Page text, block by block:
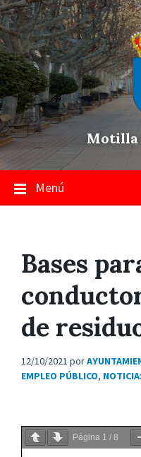
Skip
to
content
Saltar
a
la
navegación
principal
Saltar
a
pie
de
página
Motilla
Menú
Bases
de
12/10/2021 por
EMPLEO PÚBLICO,
Página 1 / 8